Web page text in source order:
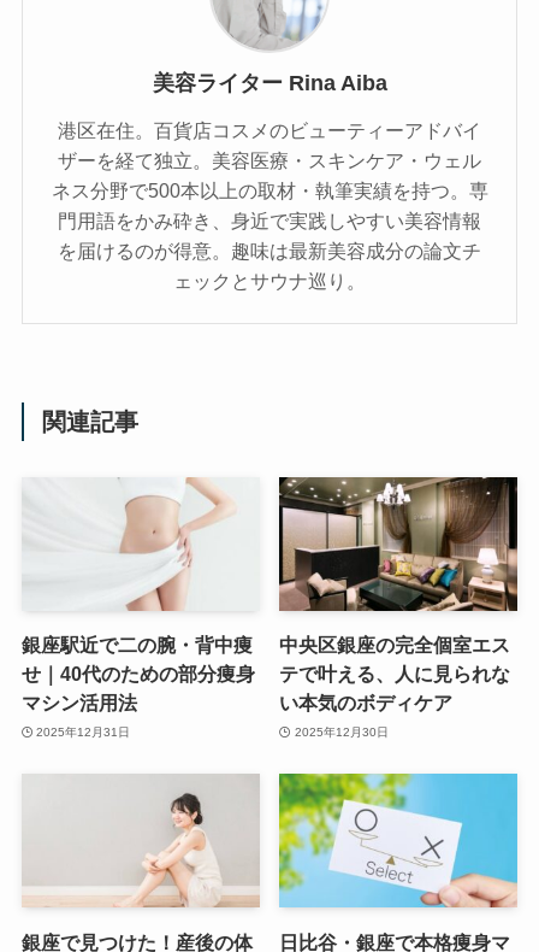
美容ライター Rina Aiba
港区在住。百貨店コスメのビューティーアドバイ
ザーを経て独立。美容医療・スキンケア・ウェル
ネス分野で500本以上の取材・執筆実績を持つ。専
門用語をかみ砕き、⾝近で実践しやすい美容情報
を届けるのが得意。趣味は最新美容成分の論文チ
ェックとサウナ巡り。
関連記事
銀座駅近で二の腕・背中痩
せ｜40代のための部分痩身
マシン活用法
2025年12月31日
中央区銀座の完全個室エス
テで叶える、人に見られな
い本気のボディケア
2025年12月30日
銀座で見つけた！産後の体
日比谷・銀座で本格痩身マ